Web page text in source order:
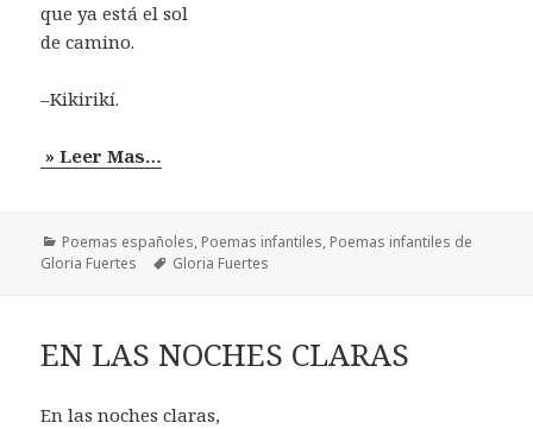
que ya está el sol
de camino.
–Kikirikí.
» Leer Mas…
Categorías
Poemas españoles, Poemas infantiles, Poemas infantiles de
Gloria Fuertes
Etiquetas
Gloria Fuertes
EN LAS NOCHES CLARAS
En las noches claras,